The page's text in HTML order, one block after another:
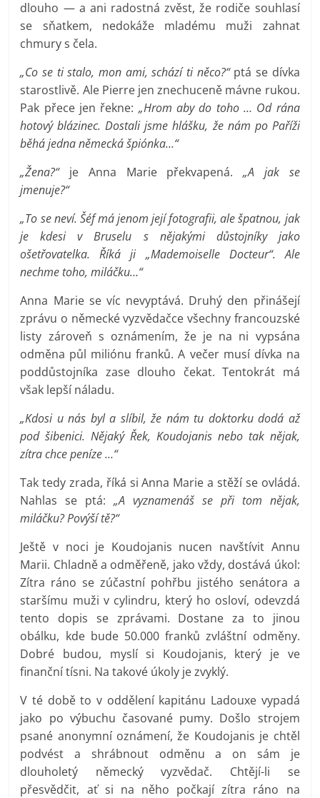
dlouho — a ani radostná zvěst, že rodiče souhlasí
se sňatkem, nedokáže mladému muži zahnat
chmury s čela.
„Co se ti stalo, mon ami, schází ti něco?“ptá se dívka
starostlivě. Ale Pierre jen znechuceně mávne rukou.
Pak přece jen řekne: „Hrom aby do toho … Od rána
hotový blázinec. Dostali jsme hlášku, že nám po Paříži
běhá jedna německá špiónka…“
„Žena?“je Anna Marie překvapená.„A jak se
jmenuje?“
„To se neví. Šéf má jenom její fotografii, ale špatnou, jak
je kdesi v Bruselu s nějakými důstojníky jako
ošetřovatelka. Říká ji „Mademoiselle Docteur“. Ale
nechme toho, miláčku…“
Anna Marie se víc nevyptává. Druhý den přinášejí
zprávu o německé vyzvědačce všechny francouzské
listy zároveň s oznámením, že je na ni vypsána
odměna půl miliónu franků. A večer musí dívka na
poddůstojníka zase dlouho čekat. Tentokrát má
však lepší náladu.
„Kdosi u nás byl a slíbil, že nám tu doktorku dodá až
pod šibenici. Nějaký Řek, Koudojanis nebo tak nějak,
zítra chce peníze …“
Tak tedy zrada, říká si Anna Marie a stěží se ovládá.
Nahlas se ptá: „A vyznamenáš se při tom nějak,
miláčku? Povýší tě?“
Ještě v noci je Koudojanis nucen navštívit Annu
Marii. Chladně a odměřeně, jako vždy, dostává úkol:
Zítra ráno se zúčastní pohřbu jistého senátora a
staršímu muži v cylindru, který ho osloví, odevzdá
tento dopis se zprávami. Dostane za to jinou
obálku, kde bude 50.000 franků zvláštní odměny.
Dobré budou, myslí si Koudojanis, který je ve
finanční tísni. Na takové úkoly je zvyklý.
V té době to v oddělení kapitánu Ladouxe vypadá
jako po výbuchu časované pumy. Došlo strojem
psané anonymní oznámení, že Koudojanis je chtěl
podvést a shrábnout odměnu a on sám je
dlouholetý německý vyzvědač. Chtějí-li se
přesvědčit, ať si na něho počkají zítra ráno na